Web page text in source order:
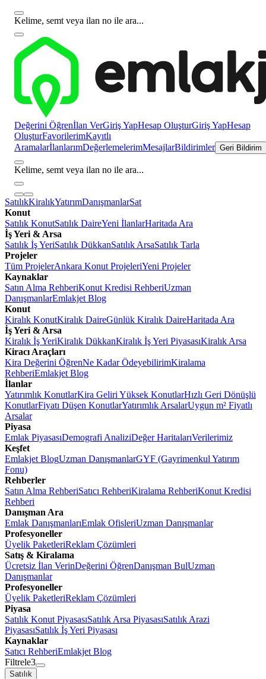
Kelime, semt veya ilan no ile ara...
Değerini Öğrenİlan VerGiriş YapHesap OluşturGiriş YapHesap
OluşturFavorilerimKayıtlı
AramalarİlanlarımDeğerlemelerimMesajlarBildirimler Geri Bildirim
Kelime, semt veya ilan no ile ara...
SatılıkKiralıkYatırımDanışmanlarSat
Konut
Satılık KonutSatılık DaireYeni İlanlarHaritada Ara
İş Yeri & Arsa
Satılık İş YeriSatılık DükkanSatılık ArsaSatılık Tarla
Projeler
Tüm ProjelerAnkara Konut ProjeleriYeni Projeler
Kaynaklar
Satın Alma RehberiKonut Kredisi RehberiUzman
DanışmanlarEmlakjet Blog
Konut
Kiralık KonutKiralık DaireGünlük Kiralık DaireHaritada Ara
İş Yeri & Arsa
Kiralık İş YeriKiralık DükkanKiralık İş Yeri PiyasasıKiralık Arsa
Kiracı Araçları
Kira Değerini ÖğrenNe Kadar ÖdeyebilirimKiralama
RehberiEmlakjet Blog
İlanlar
Yatırımlık KonutlarKira Geliri Yüksek KonutlarHızlı Geri Dönüşlü
KonutlarFiyatı Düşen KonutlarYatırımlık ArsalarUygun m² Fiyatlı
Arsalar
Piyasa
Emlak PiyasasıDemografi AnaliziDeğer HaritalarıVerilerimiz
Keşfet
Emlakjet BlogUzman DanışmanlarGYF (Gayrimenkul Yatırım
Fonu)
Rehberler
Satın Alma RehberiSatıcı RehberiKiralama RehberiKonut Kredisi
Rehberi
Danışman Ara
Emlak DanışmanlarıEmlak OfisleriUzman Danışmanlar
Profesyoneller
Üyelik PaketleriReklam Çözümleri
Satış & Kiralama
Ücretsiz İlan VerinDeğerini ÖğrenDanışman BulUzman
Danışmanlar
Profesyoneller
Üyelik PaketleriReklam Çözümleri
Piyasa
Satılık Konut PiyasasıSatılık Arsa PiyasasıSatılık Arazi
PiyasasıSatılık İş Yeri Piyasası
Kaynaklar
Satıcı RehberiEmlakjet Blog
Filtrele3
Satılık